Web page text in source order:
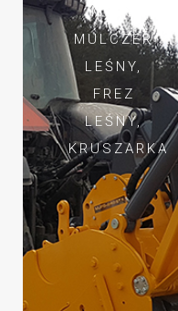
MJFS
MULCZER
LEŚNY,
FREZ
LEŚNY,
KRUSZARKA